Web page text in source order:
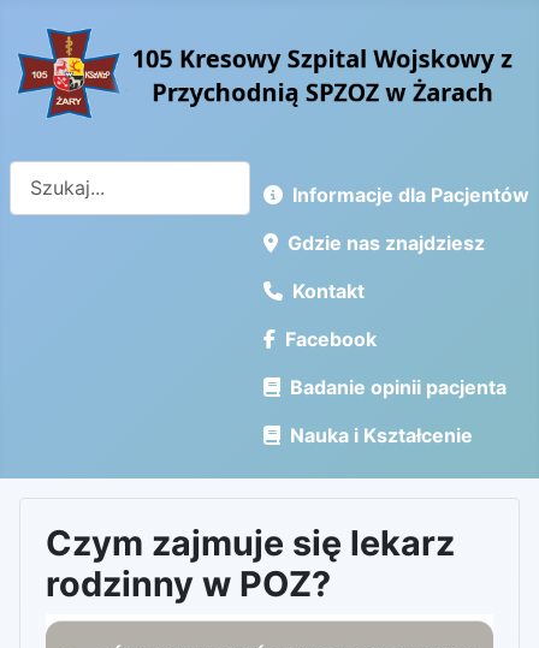
Informacje dla Pacjentów
Gdzie nas znajdziesz
Kontakt
Facebook
Badanie opinii pacjenta
Nauka i Kształcenie
Czym zajmuje się lekarz
rodzinny w POZ?